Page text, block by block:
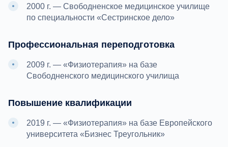
2000 г. — Свободненское медицинское училище
по специальности «Сестринское дело»
Профессиональная переподготовка
2009 г. — «Физиотерапия» на базе
Свободненского медицинского училища
Повышение квалификации
2019 г. — «Физиотерапия» на базе Европейского
университета «Бизнес Треугольник»